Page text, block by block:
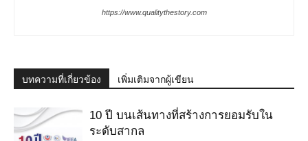
https://www.qualitythestory.com
บทความที่เกี่ยวข้อง เพิ่มเติมจากผู้เขียน
10 ปี บนเส้นทางที่สร้างการยอมรับใน
ระดับสากล